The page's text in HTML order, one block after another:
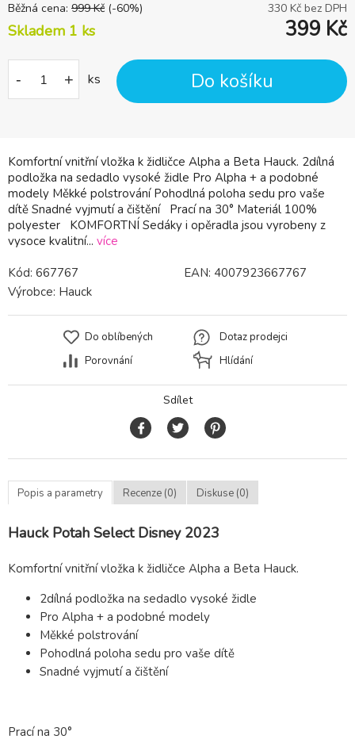
Komfortní vnitřní vložka k židličce Alpha a Beta Hauck. 2dílná
podložka na sedadlo vysoké židle Pro Alpha + a podobné
modely Měkké polstrování Pohodlná poloha sedu pro vaše
dítě Snadné vyjmutí a čištění Prací na 30° Materiál 100%
polyester KOMFORTNÍ Sedáky i opěradla jsou vyrobeny z
vysoce kvalitní... více
Běžná cena: 999 Kč (-60%) 330 Kč bez DPH
Skladem 1 ks 399 Kč
- + ks Do košíku
Kód: 667767 EAN: 4007923667767
Výrobce: Hauck
Do oblíbených
Porovnání
Dotaz prodejci
Hlídání
Sdílet
Popis a parametry Recenze (0) Diskuse (0)
Hauck Potah Select Disney 2023
Komfortní vnitřní vložka k židličce Alpha a Beta Hauck.
2dílná podložka na sedadlo vysoké židle
Pro Alpha + a podobné modely
Měkké polstrování
Pohodlná poloha sedu pro vaše dítě
Snadné vyjmutí a čištění
Prací na 30°